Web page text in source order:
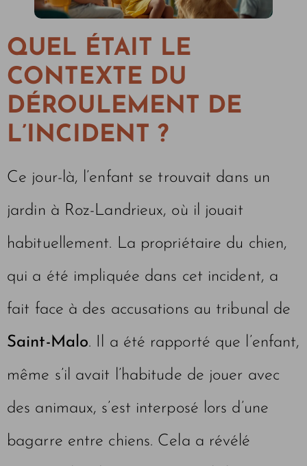
QUEL ÉTAIT LE
CONTEXTE DU
DÉROULEMENT DE
L’INCIDENT ?
Ce jour-là, l’enfant se trouvait dans un
jardin à Roz-Landrieux, où il jouait
habituellement. La propriétaire du chien,
qui a été impliquée dans cet incident, a
fait face à des accusations au tribunal de
Saint-Malo. Il a été rapporté que l’enfant,
même s’il avait l’habitude de jouer avec
des animaux, s’est interposé lors d’une
bagarre entre chiens. Cela a révélé